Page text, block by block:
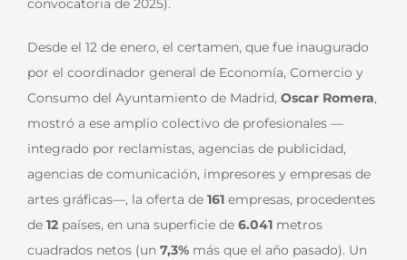
convocatoria de 2025).
Desde el 12 de enero, el certamen, que fue inaugurado
por el coordinador general de Economía, Comercio y
Consumo del Ayuntamiento de Madrid, Oscar Romera,
mostró a ese amplio colectivo de profesionales —
integrado por reclamistas, agencias de publicidad,
agencias de comunicación, impresores y empresas de
artes gráficas—, la oferta de 161empresas, procedentes
de 12países, en una superficie de 6.041metros
cuadrados netos (un 7,3%más que el año pasado). Un